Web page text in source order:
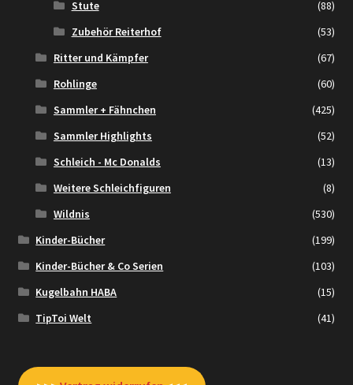
Stute
(88)
Zubehör Reiterhof
(53)
Ritter und Kämpfer
(67)
Rohlinge
(60)
Sammler + Fähnchen
(425)
Sammler Highlights
(52)
Schleich - Mc Donalds
(13)
Weitere Schleichfiguren
(8)
Wildnis
(530)
Kinder-Bücher
(199)
Kinder-Bücher & Co Serien
(103)
Kugelbahn HABA
(15)
TipToi Welt
(41)